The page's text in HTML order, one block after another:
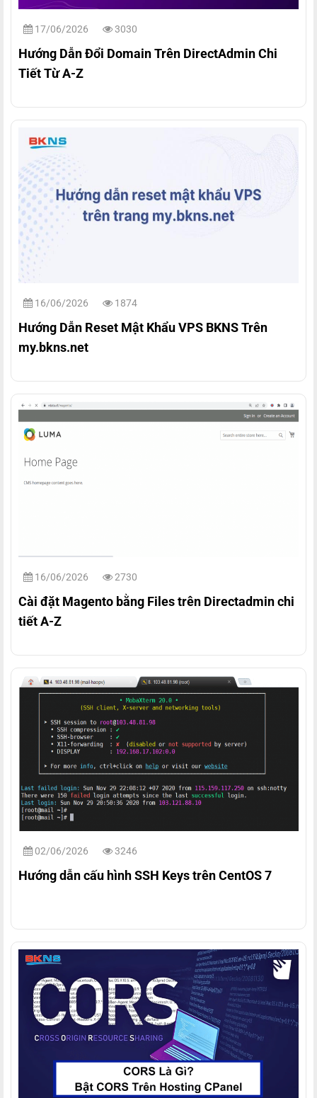
17/06/2026 3030
Hướng Dẫn Đổi Domain Trên DirectAdmin Chi
Tiết Từ A-Z
16/06/2026 1874
Hướng Dẫn Reset Mật Khẩu VPS BKNS Trên
my.bkns.net
16/06/2026 2730
Cài đặt Magento bằng Files trên Directadmin chi
tiết A-Z
02/06/2026 3246
Hướng dẫn cấu hình SSH Keys trên CentOS 7